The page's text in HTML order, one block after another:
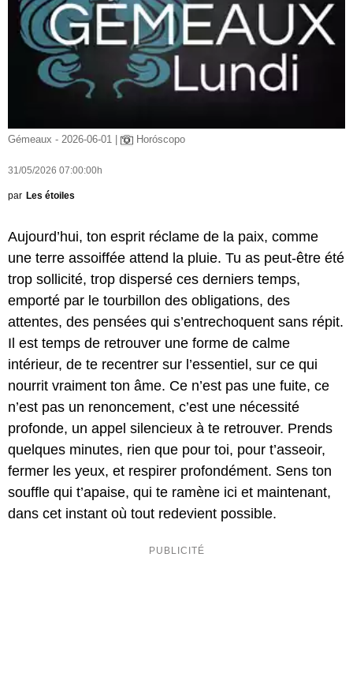
Gémeaux - 2026-06-01 | Horóscopo
31/05/2026 07:00:00h
par Les étoiles
Aujourd’hui, ton esprit réclame de la paix, comme
une terre assoiffée attend la pluie. Tu as peut-être été
trop sollicité, trop dispersé ces derniers temps,
emporté par le tourbillon des obligations, des
attentes, des pensées qui s’entrechoquent sans répit.
Il est temps de retrouver une forme de calme
intérieur, de te recentrer sur l’essentiel, sur ce qui
nourrit vraiment ton âme. Ce n’est pas une fuite, ce
n’est pas un renoncement, c’est une nécessité
profonde, un appel silencieux à te retrouver. Prends
quelques minutes, rien que pour toi, pour t’asseoir,
fermer les yeux, et respirer profondément. Sens ton
souffle qui t’apaise, qui te ramène ici et maintenant,
dans cet instant où tout redevient possible.